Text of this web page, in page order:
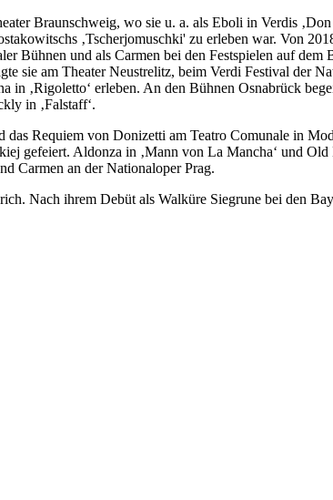
Braunschweig, wo sie u. a. als Eboli in Verdis
‚Tscherjomuschki' zu erleben war. Von
Bühnen und als Carmen bei den Festspielen auf dem
sie am Theater Neustrelitz, beim Verdi Festival der
in ‚Rigoletto‘ erleben. An den Bühnen Osnabrück
in ‚Falstaff‘.
das Requiem von Donizetti am Teatro Comunale in
gefeiert. Aldonza in ‚Mann von La Mancha‘ und Old
Carmen an der Nationaloper Prag.
Nach ihrem Debüt als Walküre Siegrune bei den